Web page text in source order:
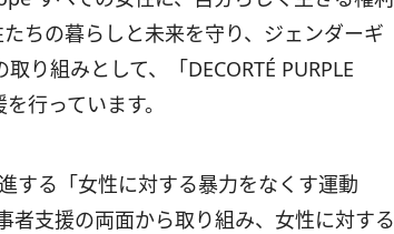
ちの暮らしと未来を守り、ジェンダーギ
り組みとして、「DECORTÉ PURPLE
行っています。
する「女性に対する暴力をなくす運動
者支援の両面から取り組み、女性に対する